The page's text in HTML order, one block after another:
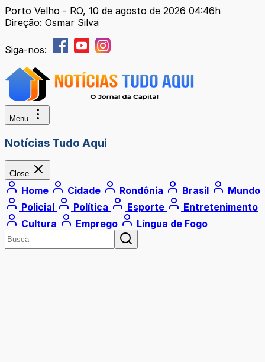
Porto Velho - RO, 10 de agosto de 2026 04:46h
Direção: Osmar Silva
Siga-nos:
Menu
Notícias Tudo Aqui
Close
Home Cidade Rondônia Brasil
Mundo
Policial
Política Esporte
Entretenimento
Cultura
Emprego Língua de Fogo